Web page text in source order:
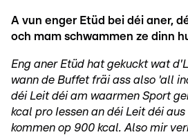
A vun enger Etüd bei déi aner,
och mam schwammen ze dinn
Eng aner Etüd hat gekuckt wat
wann de Buffet fräi ass also 'all
déi Leit déi am waarmen Sport
kcal pro Iessen an déi Leit déi
kommen op 900 kcal. Also mir